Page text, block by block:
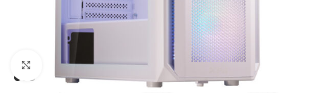
Click to enlarge